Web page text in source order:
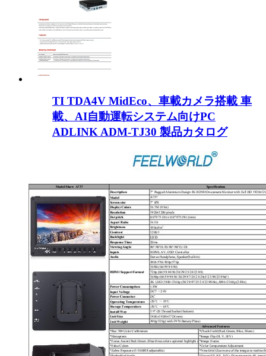
TI TDA4V MidEco、車載カメラ搭載 車
載、AI自動運転システム向けPC
ADLINK ADM-TJ30 製品カタログ